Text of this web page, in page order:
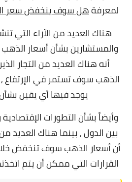
لمعرفةهل سوف ينخفض سعر
هناك العديد من الآراء التي
أنه هناك العديد من التجار
الذهب سوف تستمر في الإرتفاع
يوجد فيها أي يقين
وأيضاً بشأن التطورات
بين الدول , بينما هناك العديد
أن أسعار الذهب سوف تنخفض
القرارات التي ممكن أن يتم